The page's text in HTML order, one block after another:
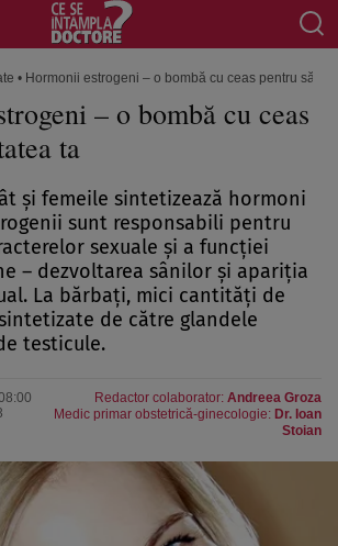
• Hormonii estrogeni – o bombă cu ceas pentru
– o bombă cu ceas
ta
şi femeile sintetizează hormoni
sunt responsabili pentru
sexuale şi a funcţiei
– dezvoltarea sânilor şi apariţia
La bărbaţi, mici cantităţi de
de către glandele
testicule.
Redactor colaborator: Andreea Groza
Medic primar obstetrică-ginecologie: Dr. Ioan
Stoian